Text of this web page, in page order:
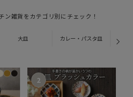
ン雑貨をカテゴリ別にチェック！
大皿 カレー・パスタ皿